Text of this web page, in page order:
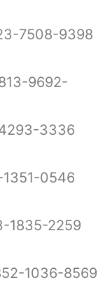
7508-9398
9692-
3336
0546
1835-2259
1036-8569